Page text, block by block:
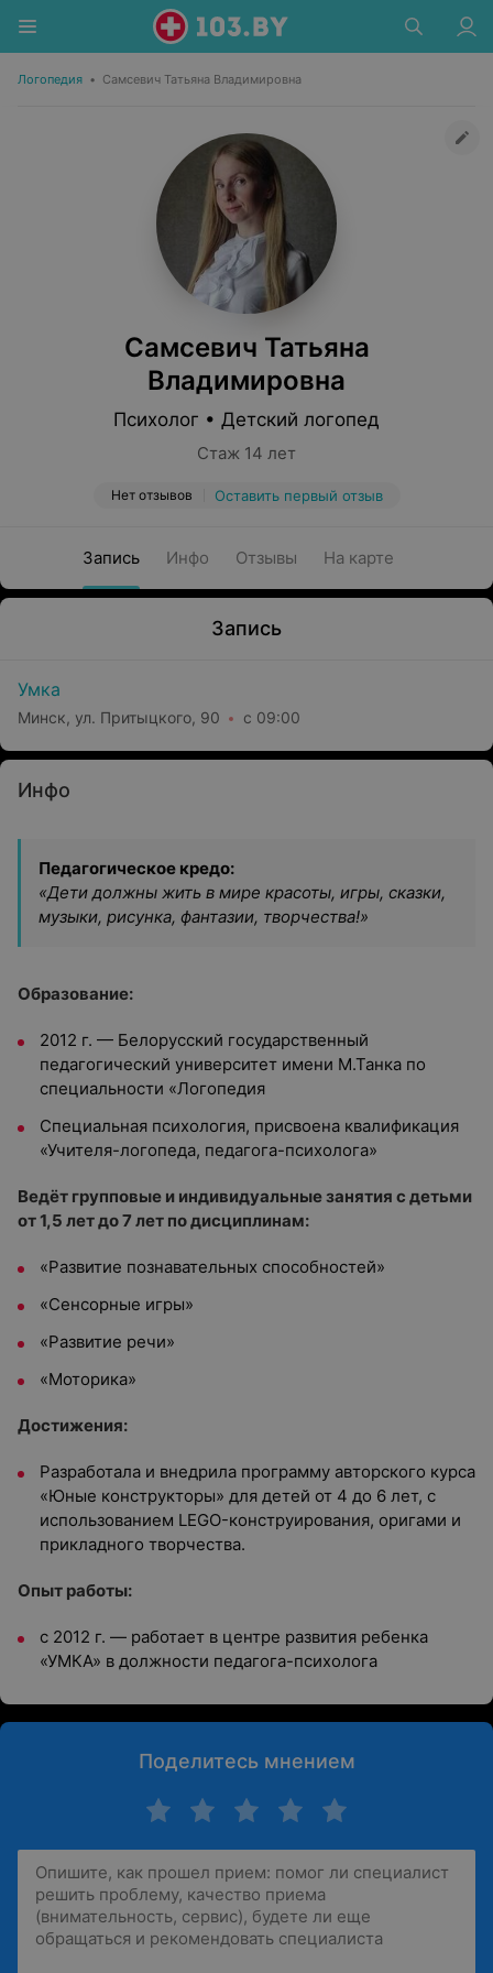
Логопедия • Самсевич Татьяна Владимировна
Самсевич Татьяна
Владимировна
Психолог • Детский логопед
Стаж 14 лет
Нет отзывов Оставить первый отзыв
Запись Инфо Отзывы На карте
Запись
Умка
Минск, ул. Притыцкого, 90 с 09:00
Инфо
Педагогическое кредо:
«Дети должны жить в мире красоты, игры, сказки,
музыки, рисунка, фантазии, творчества!»
Образование:
2012 г. — Белорусский государственный
педагогический университет имени М.Танка по
специальности «Логопедия
Специальная психология, присвоена квалификация
«Учителя-логопеда, педагога-психолога»
Ведёт групповые и индивидуальные занятия с детьми
от 1,5 лет до 7 лет по дисциплинам:
«Развитие познавательных способностей»
«Сенсорные игры»
«Развитие речи»
«Моторика»
Достижения:
Разработала и внедрила программу авторского курса
«Юные конструкторы» для детей от 4 до 6 лет, с
использованием LEGO-конструирования, оригами и
прикладного творчества.
Опыт работы:
с 2012 г. — работает в центре развития ребенка
«УМКА» в должности педагога-психолога
Поделитесь мнением